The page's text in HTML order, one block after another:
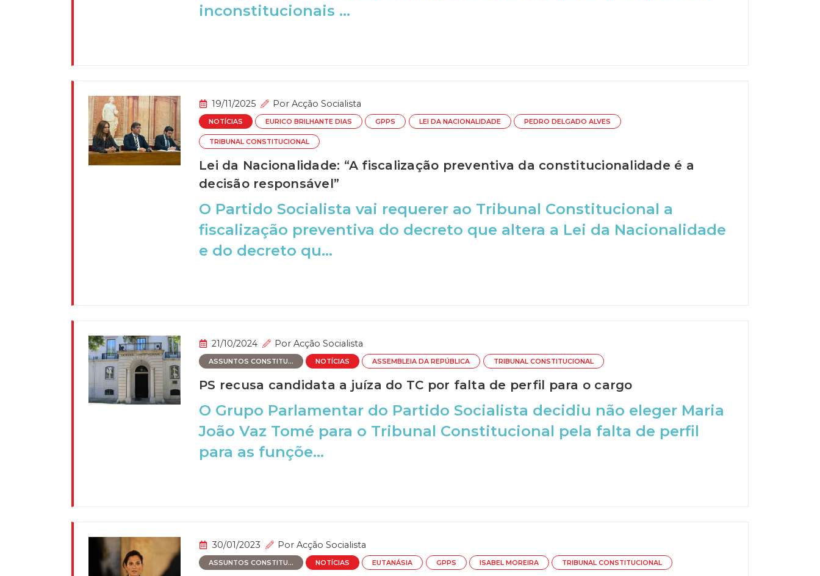
inconstitucionais ...
19/11/2025 Por Acção Socialista
NOTÍCIAS EURICO BRILHANTE DIAS GPPS LEI DA NACIONALIDADE PEDRO DELGADO ALVES
TRIBUNAL CONSTITUCIONAL
Lei da Nacionalidade: “A fiscalização preventiva da constitucionalidade é a
decisão responsável”
O Partido Socialista vai requerer ao Tribunal Constitucional a
fiscalização preventiva do decreto que altera a Lei da Nacionalidade
e do decreto qu...
21/10/2024 Por Acção Socialista
ASSUNTOS CONSTITU... NOTÍCIAS ASSEMBLEIA DA REPÚBLICA TRIBUNAL CONSTITUCIONAL
PS recusa candidata a juíza do TC por falta de perfil para o cargo
O Grupo Parlamentar do Partido Socialista decidiu não eleger Maria
João Vaz Tomé para o Tribunal Constitucional pela falta de perfil
para as funçõe...
30/01/2023 Por Acção Socialista
ASSUNTOS CONSTITU... NOTÍCIAS EUTANÁSIA GPPS ISABEL MOREIRA TRIBUNAL CONSTITUCIONAL